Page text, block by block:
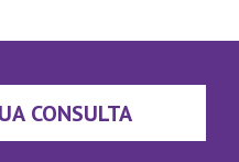
CONSULTA